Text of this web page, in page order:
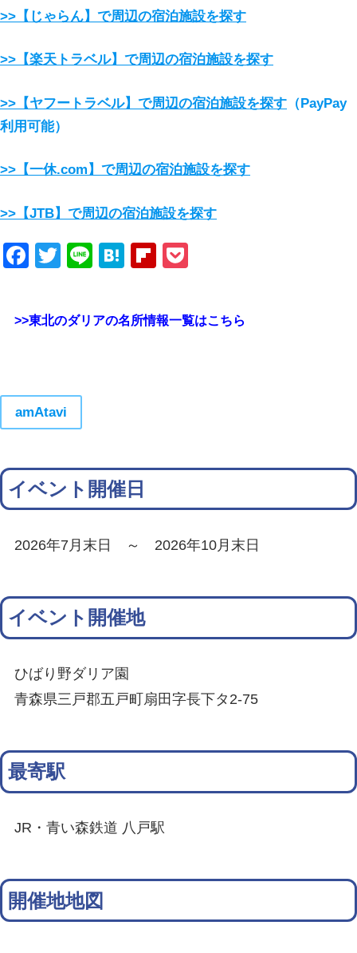
>>【じゃらん】で周辺の宿泊施設を探す
>>【楽天トラベル】で周辺の宿泊施設を探す
>>【ヤフートラベル】で周辺の宿泊施設を探す （PayPay
利用可能）
>>【一休.com】で周辺の宿泊施設を探す
>>【JTB】で周辺の宿泊施設を探す
Facebook
Twitter
LineHatenaFlipboard
>>東北のダリアの名所情報一覧はこちら
amAtavi
イベント開催日
2026年7月末日 ～ 2026年10月末日
イベント開催地
ひばり野ダリア園
青森県三戸郡五戸町扇田字長下タ2-75
最寄駅
JR・青い森鉄道 八戸駅
開催地地図